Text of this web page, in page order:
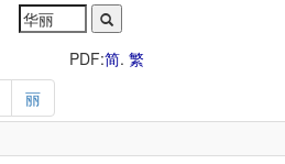
PDF:简. 繁
丽